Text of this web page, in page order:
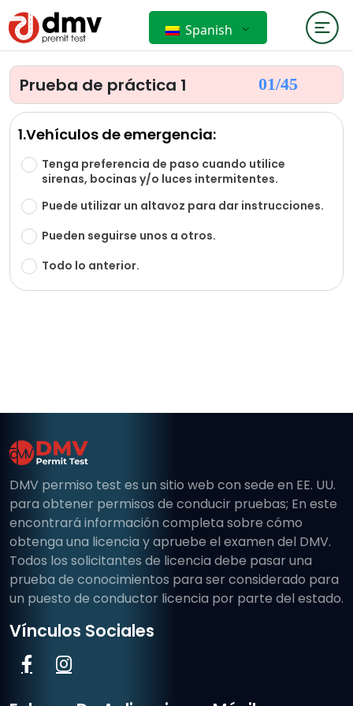
Spanish
Prueba de práctica 1 01/45
1.Vehículos de emergencia:
Tenga preferencia de paso cuando utilice
sirenas, bocinas y/o luces intermitentes.
Puede utilizar un altavoz para dar instrucciones.
Pueden seguirse unos a otros.
Todo lo anterior.
DMV permiso test es un sitio web con sede en EE. UU.
para obtener permisos de conducir pruebas; En este
encontrará información completa sobre cómo
obtenga una licencia y apruebe el examen del DMV.
Todos los solicitantes de licencia debe pasar una
prueba de conocimientos para ser considerado para
un puesto de conductor licencia por parte del estado.
Vínculos Sociales